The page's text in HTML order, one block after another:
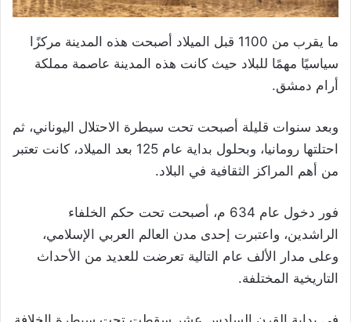
ما يقرب من 1100 قبل الميلاد أصبحت هذه المدينة مركزًا
سياسيًا مهمًا للبلاد حيث كانت هذه المدينة عاصمة مملكة
أرام دمشق.
وبعد سنوات قليلة أصبحت تحت سيطرة الاحتلال اليوناني، ثم
احتلتها رومانيا، وبحلول بداية عام 125 بعد الميلاد، كانت تعتبر
من أهم المراكز الثقافية في البلاد.
فور دخول عام 634 م، أصبحت تحت حكم الخلفاء
الراشدين، واعتبرت إحدى مدن العالم العربي الإسلامي،
وعلى مدار الألف عام التالية تعرضت للعديد من الأحداث
التاريخية المختلفة.